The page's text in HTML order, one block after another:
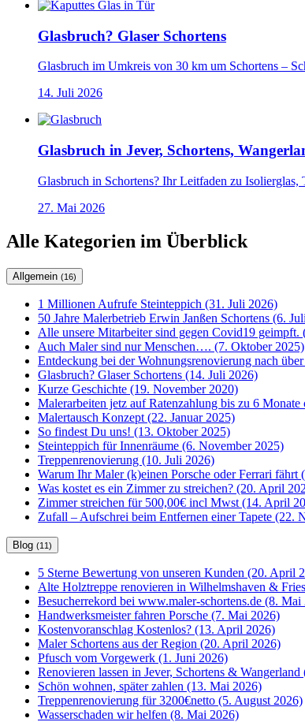
Glasbruch? Glaser Schortens
Glasbruch im Umkreis von 30 km um Schortens –
14. Juli 2026
Glasbruch in Jever, Schortens,
Glasbruch in Schortens? Ihr Leitfaden zu
27. Mai 2026
Alle Kategorien im Überblick
Allgemein (16)
1 Millionen Aufrufe Steinteppich (31. Juli 2026)
50 Jahre Malerbetrieb Erwin Janßen Schortens (6.
Alle unsere Mitarbeiter sind gegen Covid19 geimpft.
Auch Maler sind nur Menschen…. (7. Oktober 2025)
Entdeckung bei der Wohnungsrenovierung nach
Glasbruch? Glaser Schortens (14. Juli 2026)
Kurze Geschichte (19. November 2020)
Malerarbeiten jetz auf Ratenzahlung bis zu 6
Malertausch Konzept (22. Januar 2025)
So findest Du uns! (13. Oktober 2025)
Steinteppich für Innenräume (6. November 2025)
Treppenrenovierung (10. Juli 2026)
Warum Ihr Maler (k)einen Porsche oder Ferrari fährt
Was kostet es ein Zimmer zu streichen? (20. April
Zimmer streichen für 500,00€ incl Mwst (14. April
Zufall – Aufschrei beim Entfernen einer Tapete (22.
Blog (11)
5 Sterne Bewertung von unseren Kunden (20. April
Alte Holztreppe renovieren in Wilhelmshaven &
Besucherrekord bei www.maler-schortens.de (8. Mai
Handwerksmeister fahren Porsche (7. Mai 2026)
Kostenvoranschlag Kostenlos? (13. April 2026)
Maler Schortens aus der Region (20. April 2026)
Pfusch vom Vorgewerk (1. Juni 2026)
Renovieren lassen in Jever, Schortens &
Schön wohnen, später zahlen (13. Mai 2026)
Treppenrenovierung für 3200€netto (5. August 2026)
Wasserschaden wir helfen (8. Mai 2026)